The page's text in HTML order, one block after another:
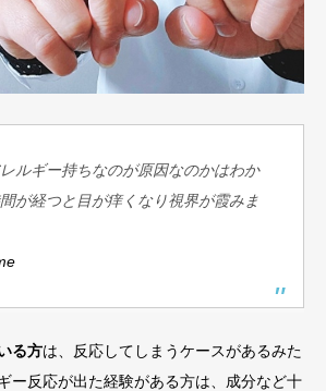
レルギー持ちなのが原因なのかはわか
が経つと目が痒くなり視界が霞みま
る方は、反応してしまうケースがあるみた
ー反応が出た経験がある方は、成分など十